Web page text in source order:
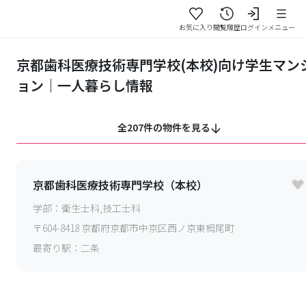
お気に入り閲覧履歴ログインメニュー
京都歯科医療技術専門学校(本校)向け学生マン
ョン｜一人暮らし情報
全207件の物件を見る
京都歯科医療技術専門学校（本校）
学部： 衛生士科,技工士科
〒604-8418 京都府京都市中京区西ノ京東栂尾町
最寄り駅： 二条